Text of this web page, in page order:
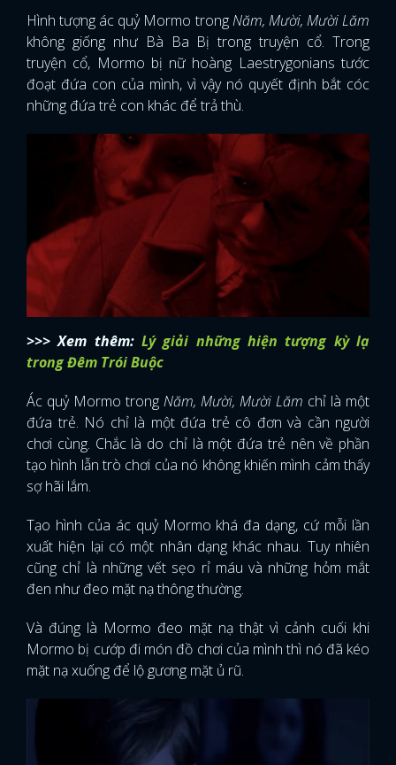
Hình tượng ác quỷ Mormo trongNăm, Mười, Mười Lăm
không giống như Bà Ba Bị trong truyện cổ. Trong
truyện cổ, Mormo bị nữ hoàng Laestrygonians tước
đoạt đứa con của mình, vì vậy nó quyết định bắt cóc
những đứa trẻ con khác để trả thù.
>>> Xem thêm: Lý giải những hiện tượng kỳ lạ
trong Đêm Trói Buộc
Ác quỷ Mormo trong Năm, Mười, Mười Lăm chỉ là một
đứa trẻ. Nó chỉ là một đứa trẻ cô đơn và cần người
chơi cùng. Chắc là do chỉ là một đứa trẻ nên về phần
tạo hình lẫn trò chơi của nó không khiến mình cảm thấy
sợ hãi lắm.
Tạo hình của ác quỷ Mormo khá đa dạng, cứ mỗi lần
xuất hiện lại có một nhân dạng khác nhau. Tuy nhiên
cũng chỉ là những vết sẹo rỉ máu và những hỏm mắt
đen như đeo mặt nạ thông thường.
Và đúng là Mormo đeo mặt nạ thật vì cảnh cuối khi
Mormo bị cướp đi món đồ chơi của mình thì nó đã kéo
mặt nạ xuống để lộ gương mặt ủ rũ.